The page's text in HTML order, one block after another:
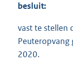
besluit:
vast te stellen
2020.